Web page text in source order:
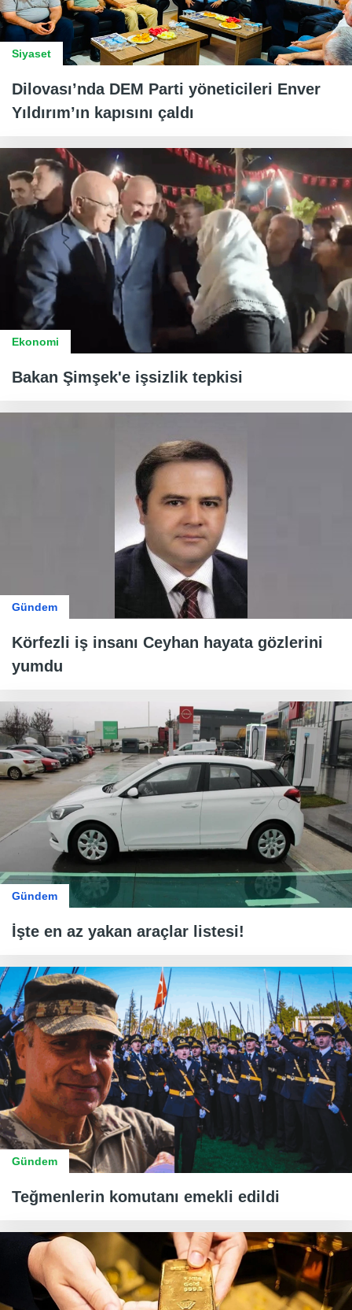
Siyaset
Dilovası’nda DEM Parti yöneticileri Enver
Yıldırım’ın kapısını çaldı
Ekonomi
Bakan Şimşek'e işsizlik tepkisi
Gündem
Körfezli iş insanı Ceyhan hayata gözlerini
yumdu
Gündem
İşte en az yakan araçlar listesi!
Gündem
Teğmenlerin komutanı emekli edildi